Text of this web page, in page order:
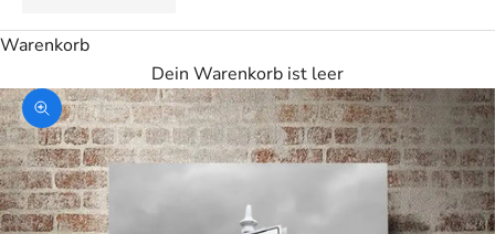
Warenkorb
Dein Warenkorb ist leer
Bild vergrößern